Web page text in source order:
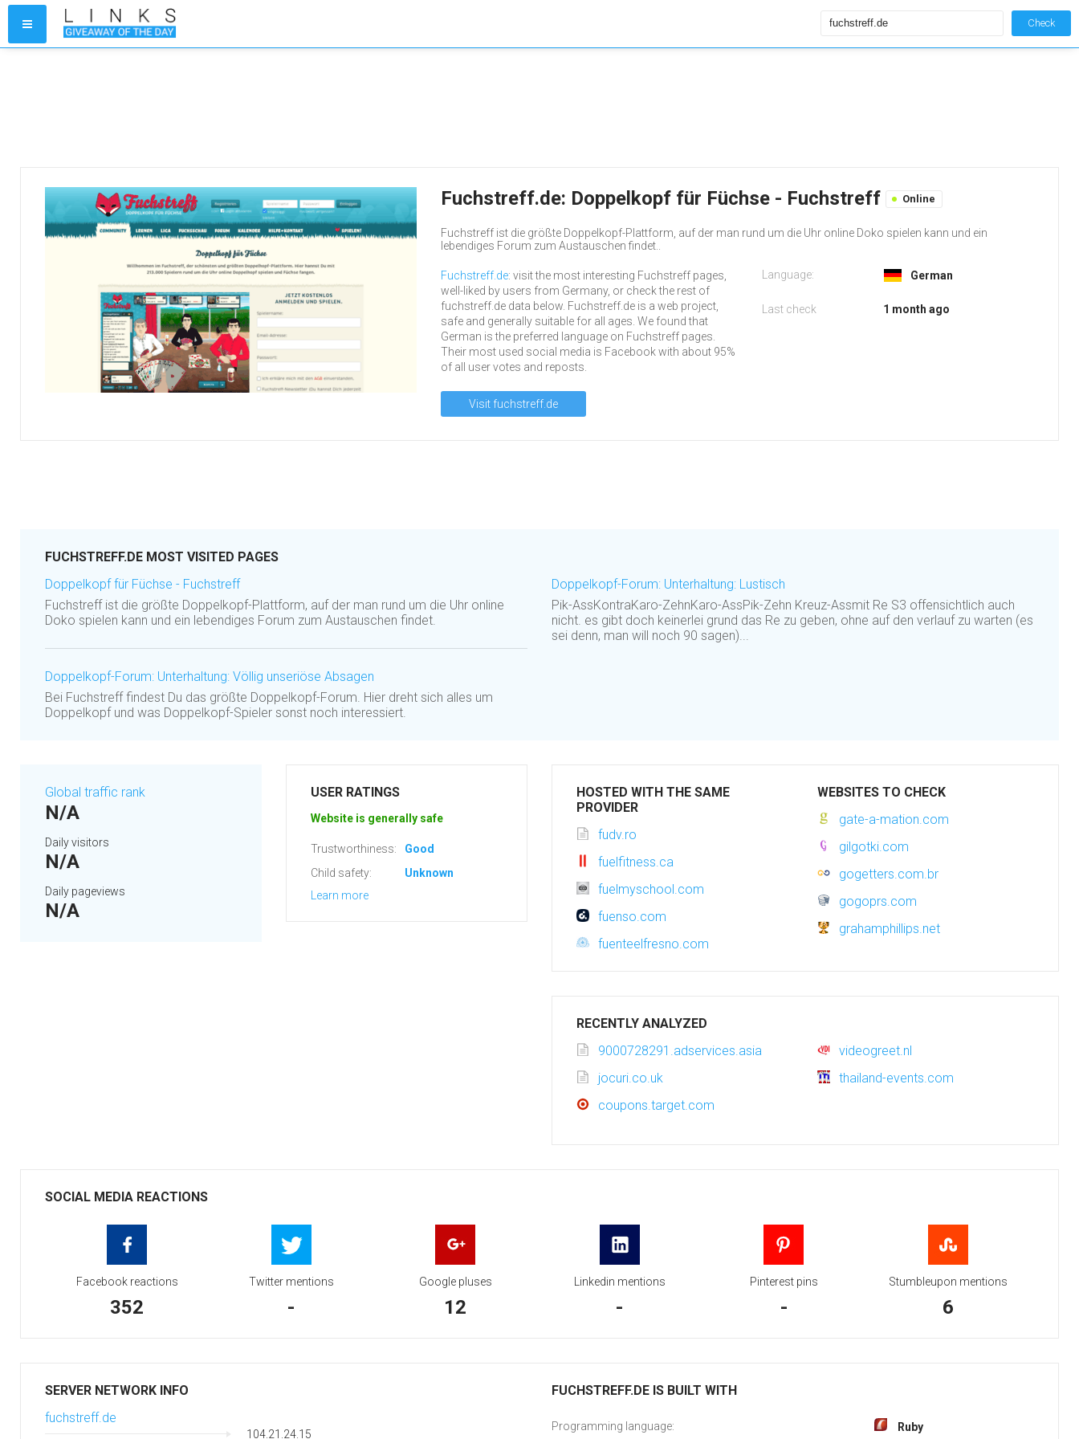
Check
Fuchstreff.de: Doppelkopf für Füchse - Fuchstreff Online
Fuchstreff ist die größte Doppelkopf-Plattform, auf der man rund um die Uhr online Doko spielen kann und ein
lebendiges Forum zum Austauschen findet..
Fuchstreff.de: visit the most interesting Fuchstreff pages,
well-liked by users from Germany, or check the rest of
fuchstreff.de data below. Fuchstreff.de is a web project,
safe and generally suitable for all ages. We found that
German is the preferred language on Fuchstreff pages.
Their most used social media is Facebook with about 95%
of all user votes and reposts.
Visit fuchstreff.de
Language: German
Last check 1 month ago
FUCHSTREFF.DE MOST VISITED PAGES
Doppelkopf für Füchse - Fuchstreff
Fuchstreff ist die größte Doppelkopf-Plattform, auf der man rund um die Uhr online
Doko spielen kann und ein lebendiges Forum zum Austauschen findet.
Doppelkopf-Forum: Unterhaltung: Völlig unseriöse Absagen
Bei Fuchstreff findest Du das größte Doppelkopf-Forum. Hier dreht sich alles um
Doppelkopf und was Doppelkopf-Spieler sonst noch interessiert.
Doppelkopf-Forum: Unterhaltung: Lustisch
Pik-AssKontraKaro-ZehnKaro-AssPik-Zehn Kreuz-Assmit Re S3 offensichtlich auch
nicht. es gibt doch keinerlei grund das Re zu geben, ohne auf den verlauf zu warten (es
sei denn, man will noch 90 sagen)...
Global traffic rank
N/A
Daily visitors
N/A
Daily pageviews
N/A
USER RATINGS
Website is generally safe
Trustworthiness:
Good
Child safety:
Unknown
Learn more
HOSTED WITH THE SAME
PROVIDER
fudv.ro
fuelfitness.ca
fuelmyschool.com
fuenso.com
fuenteelfresno.com
WEBSITES TO CHECK
gate-a-mation.com
gilgotki.com
gogetters.com.br
gogoprs.com
grahamphillips.net
RECENTLY ANALYZED
9000728291.adservices.asia
videogreet.nl
jocuri.co.uk
thailand-events.com
coupons.target.com
SOCIAL MEDIA REACTIONS
Facebook reactions
352
Twitter mentions
-
Google pluses
12
Linkedin mentions
-
Pinterest pins
-
Stumbleupon mentions
6
SERVER NETWORK INFO
fuchstreff.de
104.21.24.15
FUCHSTREFF.DE IS BUILT WITH
Programming language: Ruby